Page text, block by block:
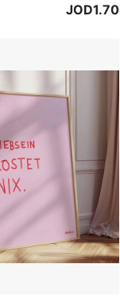
JOD1.70